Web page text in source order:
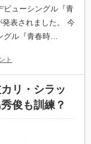
ビューシングル『青
表されました。 今
グル『青春時…
ト
リ・シラッ
俊も訓練？